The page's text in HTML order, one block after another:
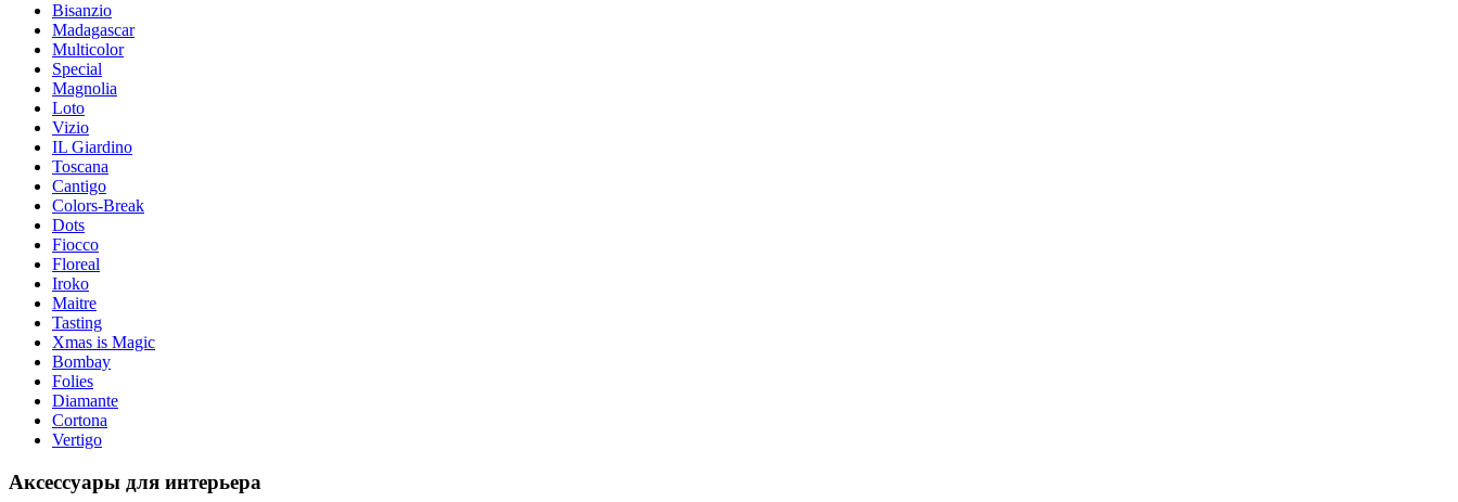
Bisanzio
Madagascar
Multicolor
Special
Magnolia
Loto
Vizio
IL Giardino
Toscana
Cantigo
Colors-Break
Dots
Fiocco
Floreal
Iroko
Maitre
Tasting
Xmas is Magic
Bombay
Folies
Diamante
Cortona
Vertigo
Аксессуары для интерьера